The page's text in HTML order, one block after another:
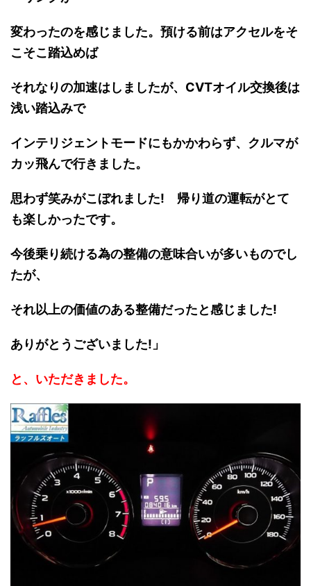
変わったのを感じました。預ける前はアクセルをそ
こそこ踏込めば
それなりの加速はしましたが、CVTオイル交換後は
浅い踏込みで
インテリジェントモードにもかかわらず、クルマが
カッ飛んで行きました。
思わず笑みがこぼれました! 帰り道の運転がとて
も楽しかったです。
今後乗り続ける為の整備の意味合いが多いものでし
たが、
それ以上の価値のある整備だったと感じました!
ありがとうございました! 」
と、いただきました。